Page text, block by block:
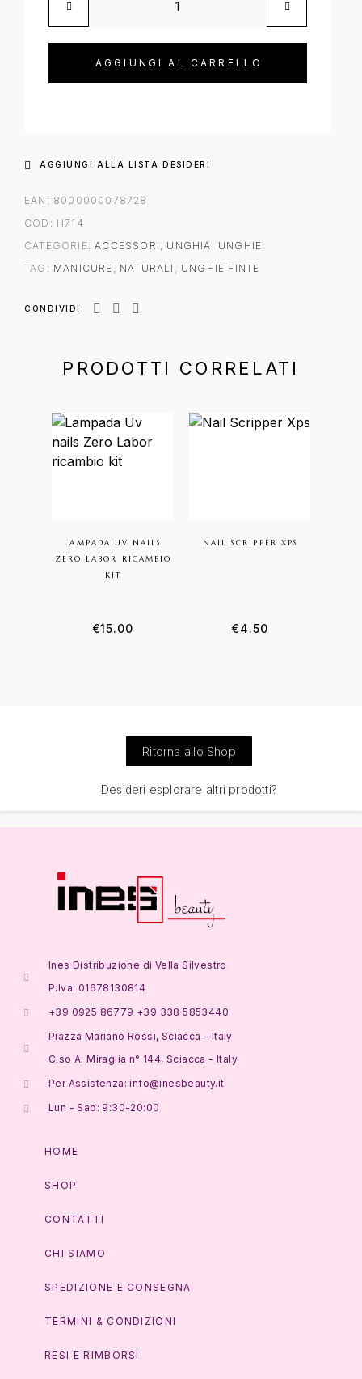
AGGIUNGI AL CARRELLO
AGGIUNGI ALLA LISTA DESIDERI
EAN: 8000000078728
COD: H714
CATEGORIE:ACCESSORI , UNGHIA , UNGHIE
TAG: MANICURE , NATURALI , UNGHIE FINTE
CONDIVIDI
PRODOTTI CORRELATI
LAMPADA UV NAILS
ZERO LABOR RICAMBIO
KIT
€15.00
NAIL SCRIPPER XPS
€4.50
Ritorna allo Shop
Desideri esplorare altri prodotti?
Ines Distribuzione di Vella Silvestro
P.Iva: 01678130814
+39 0925 86779 +39 338 5853440
Piazza Mariano Rossi, Sciacca - Italy
C.so A. Miraglia n° 144, Sciacca - Italy
Per Assistenza: info@inesbeauty.it
Lun - Sab: 9:30-20:00
HOME
SHOP
CONTATTI
CHI SIAMO
SPEDIZIONE E CONSEGNA
TERMINI & CONDIZIONI
RESI E RIMBORSI